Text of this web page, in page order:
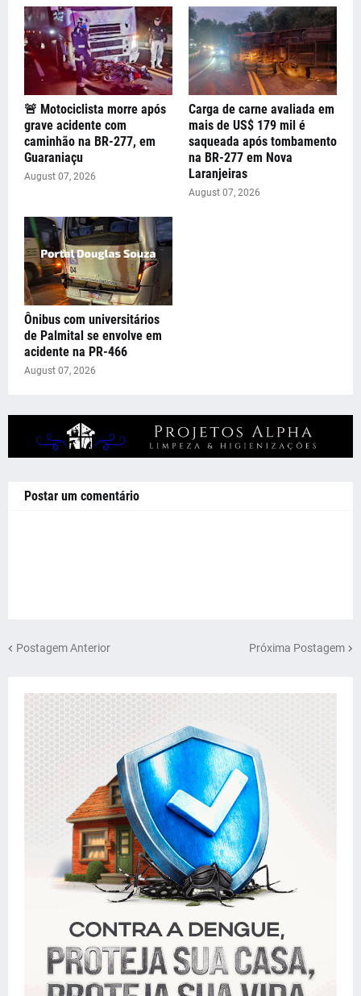
🚨 Motociclista morre após
grave acidente com
caminhão na BR-277, em
Guaraniaçu
August 07, 2026
Carga de carne avaliada em
mais de US$ 179 mil é
saqueada após tombamento
na BR-277 em Nova
Laranjeiras
August 07, 2026
Ônibus com universitários
de Palmital se envolve em
acidente na PR-466
August 07, 2026
Postar um comentário
Postagem Anterior Próxima Postagem